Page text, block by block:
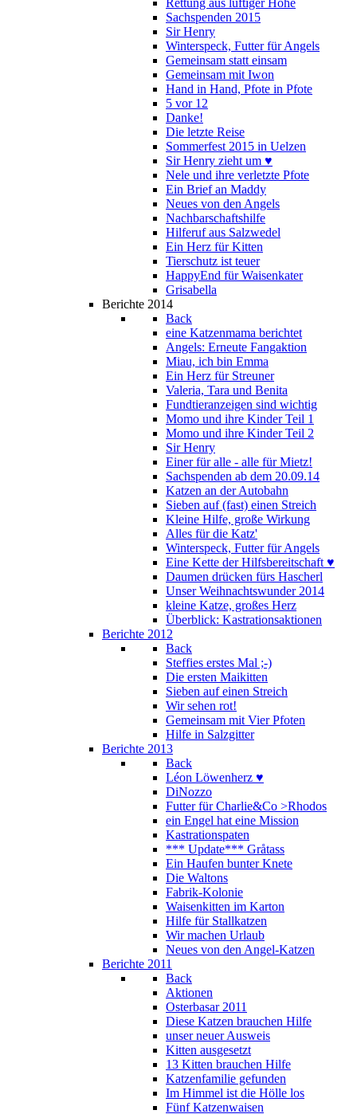
Rettung aus luftiger Höhe
Sachspenden 2015
Sir Henry
Winterspeck, Futter für Angels
Gemeinsam statt einsam
Gemeinsam mit Iwon
Hand in Hand, Pfote in Pfote
5 vor 12
Danke!
Die letzte Reise
Sommerfest 2015 in Uelzen
Sir Henry zieht um ♥
Nele und ihre verletzte Pfote
Ein Brief an Maddy
Neues von den Angels
Nachbarschaftshilfe
Hilferuf aus Salzwedel
Ein Herz für Kitten
Tierschutz ist teuer
HappyEnd für Waisenkater
Grisabella
Berichte 2014
Back
eine Katzenmama berichtet
Angels: Erneute Fangaktion
Miau, ich bin Emma
Ein Herz für Streuner
Valeria, Tara und Benita
Fundtieranzeigen sind wichtig
Momo und ihre Kinder Teil 1
Momo und ihre Kinder Teil 2
Sir Henry
Einer für alle - alle für Mietz!
Sachspenden ab dem 20.09.14
Katzen an der Autobahn
Sieben auf (fast) einen Streich
Kleine Hilfe, große Wirkung
Alles für die Katz'
Winterspeck, Futter für Angels
Eine Kette der Hilfsbereitschaft ♥
Daumen drücken fürs Hascherl
Unser Weihnachtswunder 2014
kleine Katze, großes Herz
Überblick: Kastrationsaktionen
Berichte 2012
Back
Steffies erstes Mal ;-)
Die ersten Maikitten
Sieben auf einen Streich
Wir sehen rot!
Gemeinsam mit Vier Pfoten
Hilfe in Salzgitter
Berichte 2013
Back
Léon Löwenherz ♥
DiNozzo
Futter für Charlie&Co >Rhodos
ein Engel hat eine Mission
Kastrationspaten
*** Update*** Gråtass
Ein Haufen bunter Knete
Die Waltons
Fabrik-Kolonie
Waisenkitten im Karton
Hilfe für Stallkatzen
Wir machen Urlaub
Neues von den Angel-Katzen
Berichte 2011
Back
Aktionen
Osterbasar 2011
Diese Katzen brauchen Hilfe
unser neuer Ausweis
Kitten ausgesetzt
13 Kitten brauchen Hilfe
Katzenfamilie gefunden
Im Himmel ist die Hölle los
Fünf Katzenwaisen